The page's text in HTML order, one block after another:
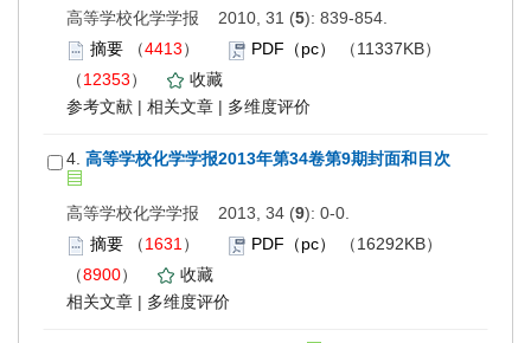
高等学校化学学报 2010, 31 (5): 839-854.
摘要 （4413） PDF（pc）
（11337KB）
（12353）
收藏
参考文献 | 相关文章 | 多维度评价
4. 高等学校化学学报2013年第34卷第9期封面和目次
高等学校化学学报 2013, 34 (9): 0-0.
摘要 （1631） PDF（pc）
（16292KB）
（8900）
收藏
相关文章 | 多维度评价